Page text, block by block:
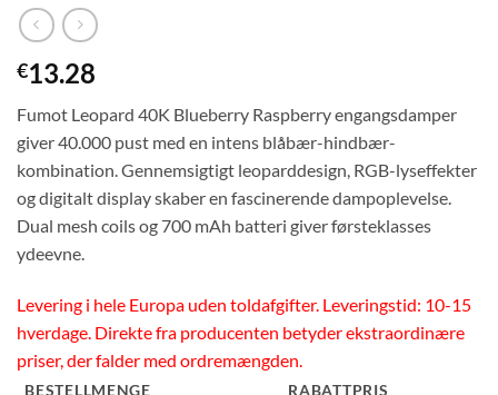
€13.28
Fumot Leopard 40K Blueberry Raspberry engangsdamper
giver 40.000 pust med en intens blåbær-hindbær-
kombination. Gennemsigtigt leoparddesign, RGB-lyseffekter
og digitalt display skaber en fascinerende dampoplevelse.
Dual mesh coils og 700 mAh batteri giver førsteklasses
ydeevne.
Levering i hele Europa uden toldafgifter. Leveringstid: 10-15
hverdage. Direkte fra producenten betyder ekstraordinære
priser, der falder med ordremængden.
BESTELLMENGE
RABATTPRIS